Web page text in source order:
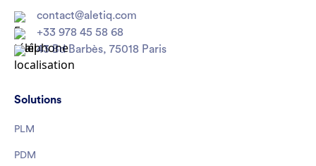
contact@aletiq.com
+33 978 45 58 68
43 Bd Barbès, 75018 Paris
Solutions
PLM
PDM